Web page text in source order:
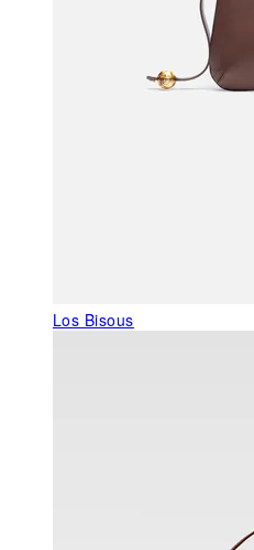
Los Bisous